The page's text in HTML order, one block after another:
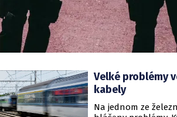
Velké problémy
kabely
Na jednom ze